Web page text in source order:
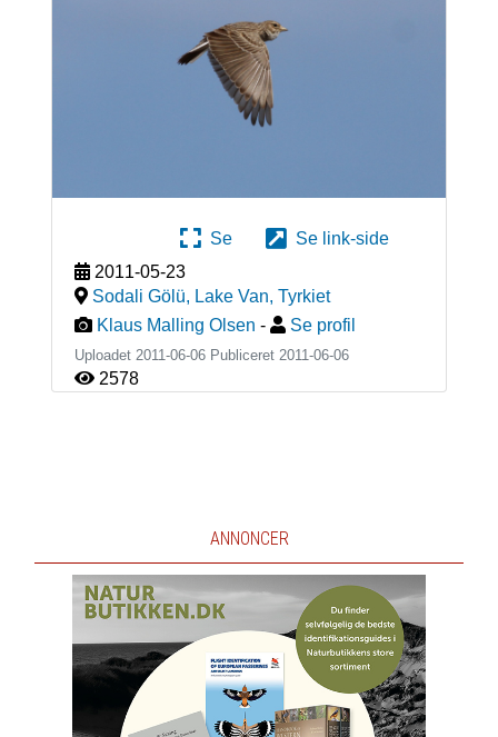
Se
Se link-side
2011-05-23
Sodali Gölü, Lake Van, Tyrkiet
Klaus Malling Olsen - Se profil
Uploadet 2011-06-06 Publiceret 2011-06-06
2578
ANNONCER